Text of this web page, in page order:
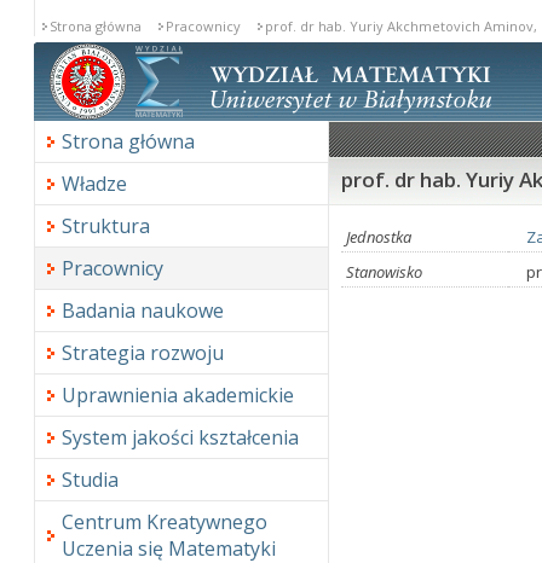
Strona główna Pracownicy prof. dr hab. Yuriy Akchmetovich Aminov,
Strona główna
Władze
Struktura
Pracownicy
Badania naukowe
Strategia rozwoju
Uprawnienia akademickie
System jakości kształcenia
Studia
Centrum Kreatywnego
Uczenia się Matematyki
prof. dr hab. Yuriy
Jednostka
Stanowisko